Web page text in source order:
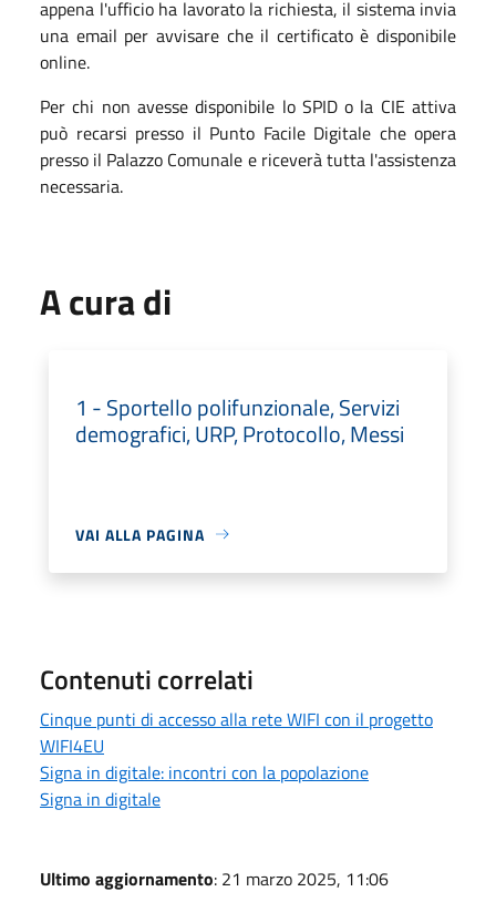
appena l'ufficio ha lavorato la richiesta, il sistema invia
una email per avvisare che il certificato è disponibile
online.
Per chi non avesse disponibile lo SPID o la CIE attiva
può recarsi presso il Punto Facile Digitale che opera
presso il Palazzo Comunale e riceverà tutta l'assistenza
necessaria.
A cura di
1 - Sportello polifunzionale, Servizi
demografici, URP, Protocollo, Messi
VAI ALLA PAGINA
Contenuti correlati
Cinque punti di accesso alla rete WIFI con il progetto
WIFI4EU
Signa in digitale: incontri con la popolazione
Signa in digitale
Ultimo aggiornamento: 21 marzo 2025, 11:06